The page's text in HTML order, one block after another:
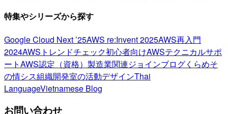
特集やシリーズから探す
Google Cloud Next ’25AWS re:Invent 2025AWS再入門
2024AWSトレンドチェック初心者向けAWSテクニカルサポ
ートAWS認定（資格） 製造業関連ジョインブログくらめそ
の情シス組織開発室の活動デザインThai
LanguageVietnamese Blog
お問い合わせ